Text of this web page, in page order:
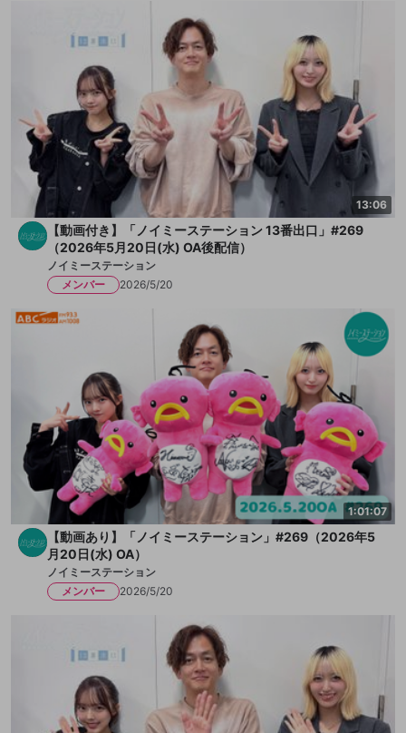
13:06
【動画付き】「ノイミーステーション 13番出口」#269
（2026年5月20日(水) OA後配信）
ノイミーステーション
メンバー
2026/5/20
1:01:07
【動画あり】「ノイミーステーション」#269（2026年5
月20日(水) OA）
ノイミーステーション
メンバー
2026/5/20